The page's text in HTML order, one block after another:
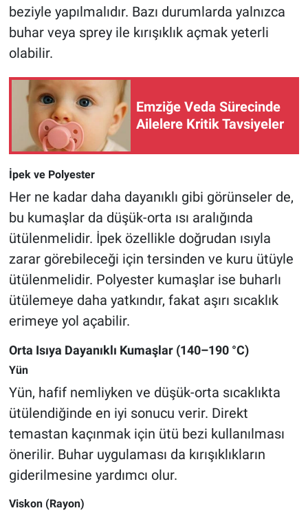
beziyle yapılmalıdır. Bazı durumlarda yalnızca
buhar veya sprey ile kırışıklık açmak yeterli
olabilir.
Emziğe Veda Sürecinde
Ailelere Kritik Tavsiyeler
İpek ve Polyester
Her ne kadar daha dayanıklı gibi görünseler de,
bu kumaşlar da düşük-orta ısı aralığında
ütülenmelidir. İpek özellikle doğrudan ısıyla
zarar görebileceği için tersinden ve kuru ütüyle
ütülenmelidir. Polyester kumaşlar ise buharlı
ütülemeye daha yatkındır, fakat aşırı sıcaklık
erimeye yol açabilir.
Orta Isıya Dayanıklı Kumaşlar (140–190 °C)
Yün
Yün, hafif nemliyken ve düşük-orta sıcaklıkta
ütülendiğinde en iyi sonucu verir. Direkt
temastan kaçınmak için ütü bezi kullanılması
önerilir. Buhar uygulaması da kırışıklıkların
giderilmesine yardımcı olur.
Viskon (Rayon)